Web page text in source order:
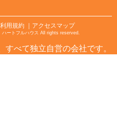
利用規約 ｜アクセスマップ
ートフルハウス All rights reserved.
すべて独立自営の会社です。